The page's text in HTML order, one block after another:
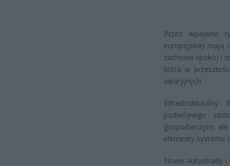
Przez wpajanie
europejskiej mają
zachowa spokój i
która w
awaryjnych.
podwójnego
gospodarczym,
elementy systemu
Nowe autostrady i